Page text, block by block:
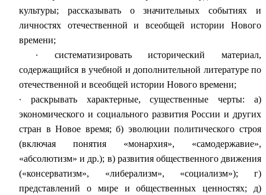
культуры; рассказывать о значительных событиях и
личностях отечественной и всеобщей истории Нового
времени;
∙ систематизировать исторический материал,
содержащийся в учебной и дополнительной литературе по
отечественной и всеобщей истории Нового времени;
∙ раскрывать характерные, существенные черты: а)
экономического и социального развития России и других
стран в Новое время; б) эволюции политического строя
(включая понятия «монархия», «самодержавие»,
«абсолютизм» и др.); в) развития общественного движения
(«консерватизм», «либерализм», «социализм»); г)
представлений о мире и общественных ценностях; д)